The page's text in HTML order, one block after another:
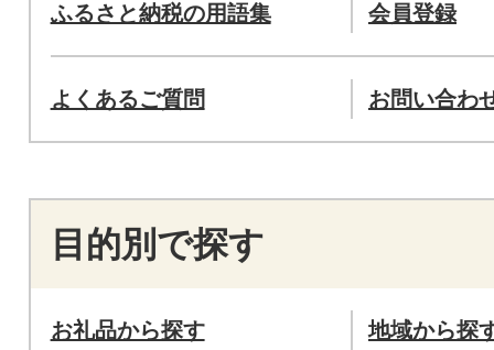
ふるさと納税の用語集 会員登録
よくあるご質問 お問い合わ
目的別で探す
お礼品から探す 地域から探